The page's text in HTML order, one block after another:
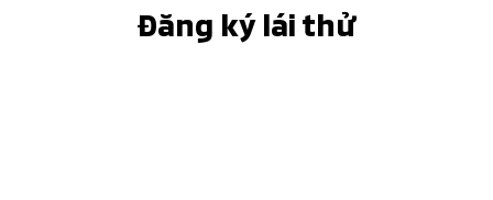
Đăng ký lái thử